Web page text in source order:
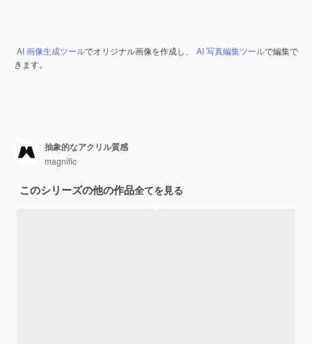
AI 画像生成ツールでオリジナル画像を作成し、 AI 写真編集ツールで編集で
きます。
抽象的なアクリル質感
magnific
このシリーズの他の作品全てを見る